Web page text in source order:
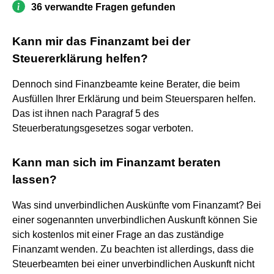
36 verwandte Fragen gefunden
Kann mir das Finanzamt bei der
Steuererklärung helfen?
Dennoch sind Finanzbeamte keine Berater, die beim
Ausfüllen Ihrer Erklärung und beim Steuersparen helfen.
Das ist ihnen nach Paragraf 5 des
Steuerberatungsgesetzes sogar verboten.
Kann man sich im Finanzamt beraten
lassen?
Was sind unverbindlichen Auskünfte vom Finanzamt? Bei
einer sogenannten unverbindlichen Auskunft können Sie
sich kostenlos mit einer Frage an das zuständige
Finanzamt wenden. Zu beachten ist allerdings, dass die
Steuerbeamten bei einer unverbindlichen Auskunft nicht